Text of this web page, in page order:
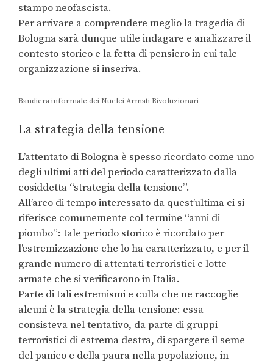
stampo neofascista.
Per arrivare a comprendere meglio la tragedia di
Bologna sarà dunque utile indagare e analizzare il
contesto storico e la fetta di pensiero in cui tale
organizzazione si inseriva.
Bandiera informale dei Nuclei Armati Rivoluzionari
La strategia della tensione
L’attentato di Bologna è spesso ricordato come uno
degli ultimi atti del periodo caratterizzato dalla
cosiddetta “strategia della tensione”.
All’arco di tempo interessato da quest’ultima ci si
riferisce comunemente col termine “anni di
piombo”: tale periodo storico è ricordato per
l’estremizzazione che lo ha caratterizzato, e per il
grande numero di attentati terroristici e lotte
armate che si verificarono in Italia.
Parte di tali estremismi e culla che ne raccoglie
alcuni è la strategia della tensione: essa
consisteva nel tentativo, da parte di gruppi
terroristici di estrema destra, di spargere il seme
del panico e della paura nella popolazione, in